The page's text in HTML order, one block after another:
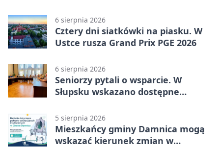
6 sierpnia 2026
Cztery dni siatkówki na piasku. W
Ustce rusza Grand Prix PGE 2026
6 sierpnia 2026
Seniorzy pytali o wsparcie. W
Słupsku wskazano dostępne
5 sierpnia 2026
Mieszkańcy gminy Damnica mogą
wskazać kierunek zmian w